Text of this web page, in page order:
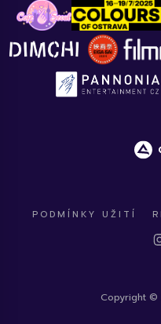
PODMÍNKY UŽITÍ
Copyright ©